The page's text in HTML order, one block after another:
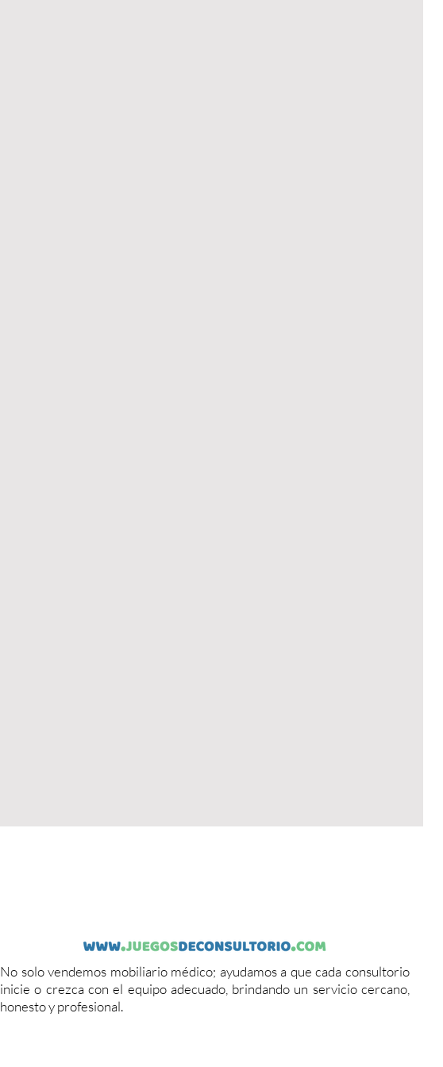
No solo vendemos mobiliario médico; ayudamos a que cada consultorio
inicie o crezca con el equipo adecuado, brindando un servicio cercano,
honesto y profesional.